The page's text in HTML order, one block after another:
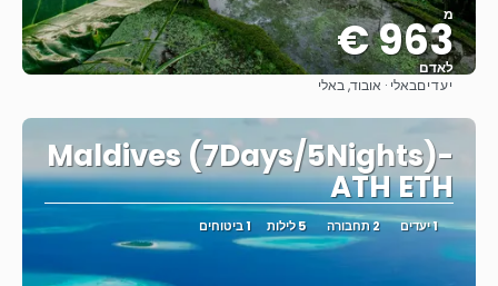
מ
963 €
לאדם
יעדיםבאלי · אובוד, באלי
Maldives (7Days/5Nights)-
ATH ETH
1 יעדים 2 תחבורה 5 לילות 1 ביטוחים